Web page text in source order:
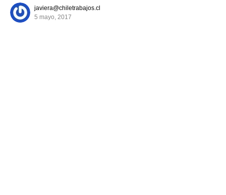
javiera@chiletrabajos.cl
5 mayo, 2017